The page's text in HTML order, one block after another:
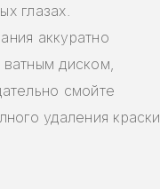
глазах.
аккуратно
диском,
смойте
удаления краски